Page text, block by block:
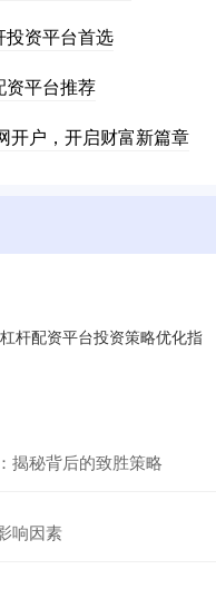
投资平台首选
资平台推荐
开户，开启财富新篇章
杆配资平台投资策略优化指
揭秘背后的致胜策略
响因素